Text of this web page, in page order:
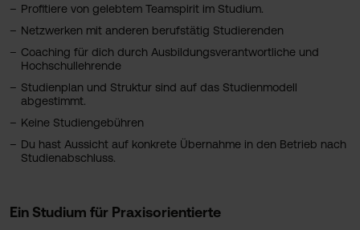
Profitiere von gelebtem Teamspirit im Studium.
Netzwerken mit anderen berufstätig Studierenden
Coaching für dich durch Ausbildungsverantwortliche und
Hochschullehrende
Studienplan und Struktur sind auf das Studienmodell
abgestimmt.
Keine Studiengebühren
Du hast Aussicht auf konkrete Übernahme in den Betrieb nach
Studienabschluss.
Ein Studium für Praxisorientierte